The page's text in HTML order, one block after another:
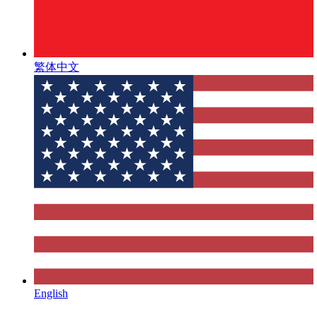
繁体中文
English